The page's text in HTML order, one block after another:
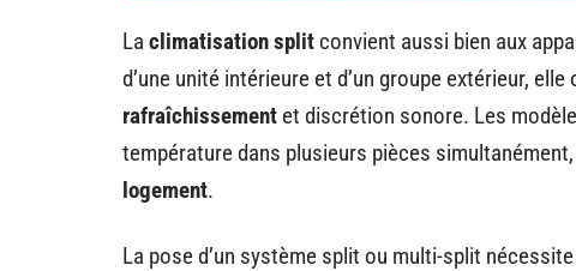
La climatisation split convient aussi bien aux
d’une unité intérieure et d’un groupe extérieur,
rafraîchissement et discrétion sonore. Les
température dans plusieurs pièces
logement.
La pose d’un système split ou multi-split